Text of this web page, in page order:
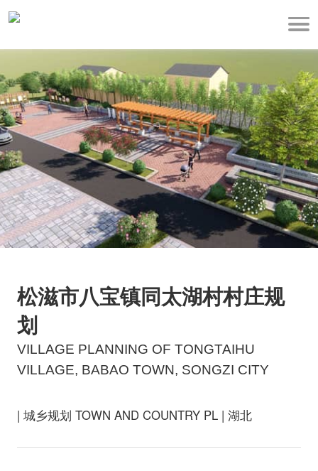
松滋市八宝镇同太湖村村庄规
划
VILLAGE PLANNING OF TONGTAIHU
VILLAGE, BABAO TOWN, SONGZI CITY
| 城乡规划 TOWN AND COUNTRY PL | 湖北